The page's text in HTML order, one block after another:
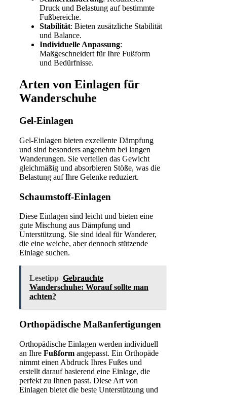
Druck und Belastung auf bestimmte
Fußbereiche.
Stabilität: Bieten zusätzliche Stabilität
und Balance.
Individuelle Anpassung:
Maßgeschneidert für Ihre Fußform
und Bedürfnisse.
Arten von Einlagen für
Wanderschuhe
Gel-Einlagen
Gel-Einlagen bieten exzellente Dämpfung
und sind besonders angenehm bei langen
Wanderungen. Sie verteilen das Gewicht
gleichmäßig und absorbieren Stöße, was die
Belastung auf Ihre Gelenke reduziert.
Schaumstoff-Einlagen
Diese Einlagen sind leicht und bieten eine
gute Mischung aus Dämpfung und
Unterstützung. Sie sind ideal für Wanderer,
die eine weiche, aber dennoch stützende
Einlage suchen.
Lesetipp Gebrauchte
Wanderschuhe: Worauf sollte man
achten?
Orthopädische Maßanfertigungen
Orthopädische Einlagen werden individuell
an Ihre Fußform angepasst. Ein Orthopäde
nimmt einen Abdruck Ihres Fußes und
erstellt darauf basierend eine Einlage, die
perfekt zu Ihnen passt. Diese Art von
Einlagen bietet die beste Unterstützung und